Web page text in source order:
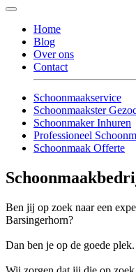
Home
Blog
Over ons
Contact
Schoonmaakservice
Schoonmaakster
Schoonmaker Inhuren
Professioneel
Schoonmaak Offerte
Ben jij op zoek naar een
Barsingerhorn?
Dan ben je op de goede plek.